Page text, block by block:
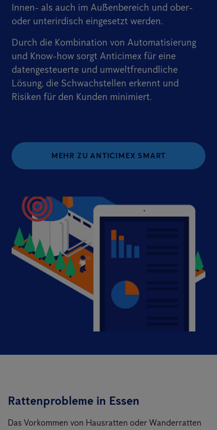
Innen- als auch im Außenbereich und ober-
oder unterirdisch eingesetzt werden.
Durch die Kombination von Automatisierung
und Know-how sorgt Anticimex für eine
datengesteuerte und umweltfreundliche
Lösung, die Schwachstellen erkennt und
Risiken für den Kunden minimiert.
MEHR ZU ANTICIMEX SMART
Rattenprobleme in Essen
Das Vorkommen von Hausratten oder Wanderratten